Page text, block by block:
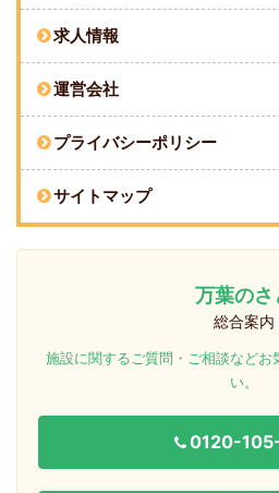
求人情報
運営会社
プライバシーポリシー
サイトマップ
万葉のさ
総合案内
施設に関するご質問・ご相談などお
い。
0120-